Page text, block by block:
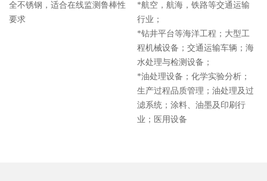
全不锈钢，适合在线监测鲁棒性
要求
*航空，航海，铁路等交通运输
行业；
*钻井平台等海洋工程；大型工
程机械设备；交通运输车辆；海
水处理与检测设备；
*油处理设备；化学实验分析；
生产过程品质管理；油处理及过
滤系统；涂料、油墨及印刷行
业；医用设备